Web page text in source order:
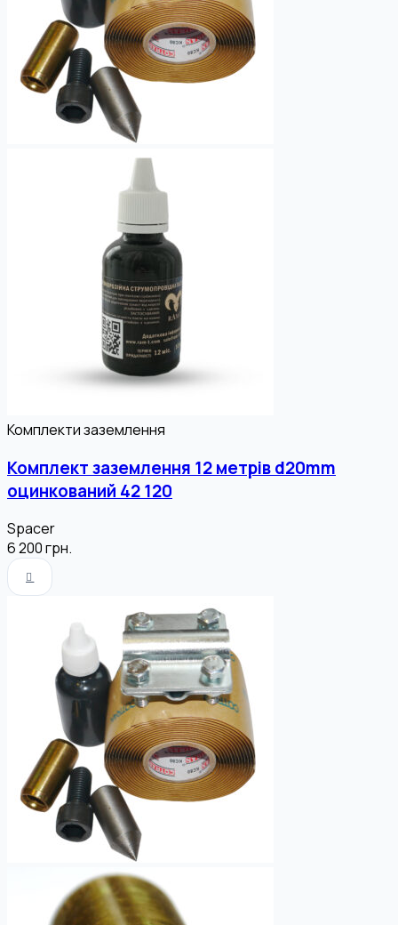
Комплекти заземлення
Комплект заземлення 12 метрів d20mm
оцинкований 42 120
Spacer
6 200грн.